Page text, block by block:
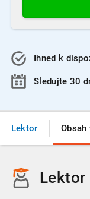
Ihned k
Sledujte 30
Lektor Obsah
Lektor